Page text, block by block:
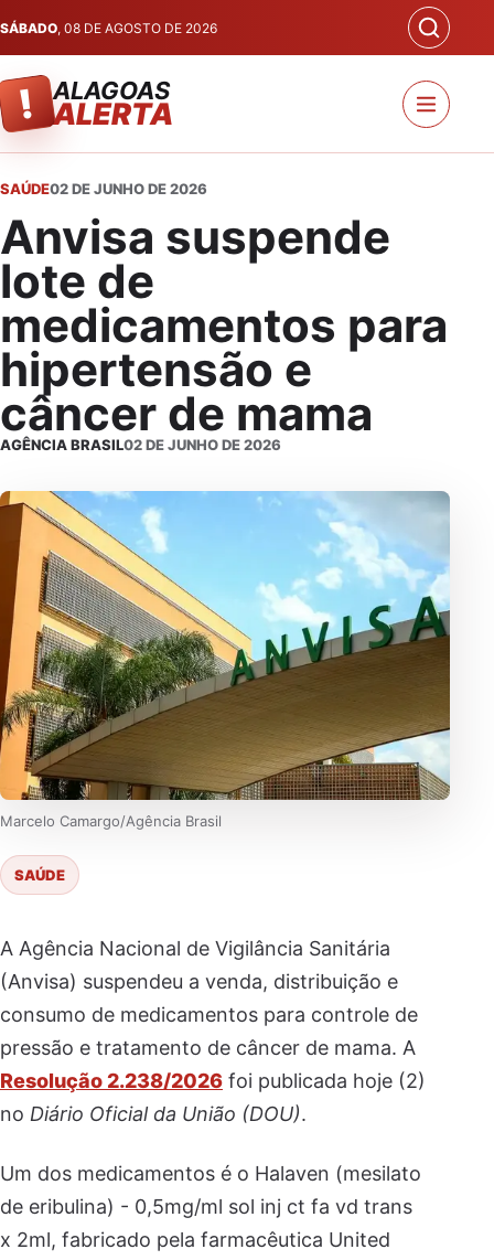
SÁBADO, 08 DE AGOSTO DE 2026
! ALAGOAS
ALERTA
SAÚDE02 DE JUNHO DE 2026
Anvisa suspende
lote de
medicamentos para
hipertensão e
câncer de mama
AGÊNCIA BRASIL02 DE JUNHO DE 2026
Marcelo Camargo/Agência Brasil
SAÚDE
A Agência Nacional de Vigilância Sanitária
(Anvisa) suspendeu a venda, distribuição e
consumo de medicamentos para controle de
pressão e tratamento de câncer de mama. A
Resolução 2.238/2026 foi publicada hoje (2)
no Diário Oficial da União (DOU).
Um dos medicamentos é o Halaven (mesilato
de eribulina) - 0,5mg/ml sol inj ct fa vd trans
x 2ml, fabricado pela farmacêutica United